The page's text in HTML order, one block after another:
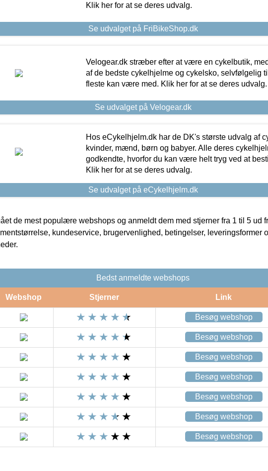
Klik her for at se deres udvalg.
Se udvalget på FriBikeShop.dk
Velogear.dk stræber efter at være en cykelbutik,
af de bedste cykelhjelme og cykelsko, selvfølgelig
fleste kan være med. Klik her for at se deres udvalg.
Se udvalget på Velogear.dk
Hos eCykelhjelm.dk har de DK's største udvalg af
kvinder, mænd, børn og babyer. Alle deres
godkendte, hvorfor du kan være helt tryg ved at
Klik her for at se deres udvalg.
Se udvalget på eCykelhjelm.dk
de mest populære webshops og anmeldt dem med stjerner fra 1 til 5 ud
kundeservice, brugervenlighed, betingelser, leveringsformer
Bedst anmeldte webshops
Webshop Stjerner Link
Besøg webshop
Besøg webshop
Besøg webshop
Besøg webshop
Besøg webshop
Besøg webshop
Besøg webshop